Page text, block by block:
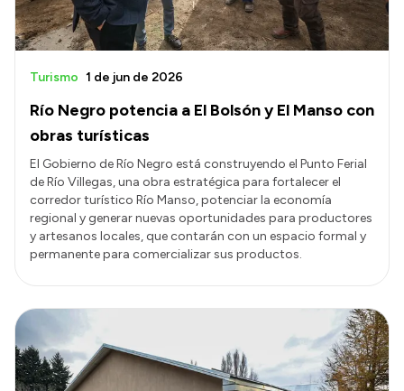
Río Negro potencia a El Bolsón y El Manso con
obras turísticas
Turismo 1 de jun de 2026
El Gobierno de Río Negro está construyendo el Punto Ferial
de Río Villegas, una obra estratégica para fortalecer el
corredor turístico Río Manso, potenciar la economía
regional y generar nuevas oportunidades para productores
y artesanos locales, que contarán con un espacio formal y
permanente para comercializar sus productos.